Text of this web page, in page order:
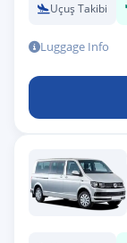
Uçuş Takibi
Luggage Info